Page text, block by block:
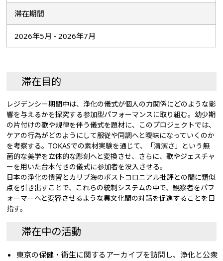
滞在期間
2026年5月 - 2026年7月
滞在目的
レジデンシー期間中は、浄化の儀式が個人の力関係にどのような影
響を与えるかを探究する参加型パフォーマンスに取り組む。幼少期
の片付けの歌や規律を伴う儀式を題材に、このプロジェクトでは、
ケアの行為がどのようにして服従や同調へと曖昧になっていくのか
を考察する。TOKASでの素材実験を通じて、「清潔さ」という無
菌的な美学を立体的な彫刻へと変換させ、さらに、歌やジェスチャ
ーを用いた台本付きの儀式に参加者を没入させる。
日本の浄化の慣習とカリブ海のポストコロニアル批評との間に類似
点を引き出すことで、これらの統制システムの中で、観察者をパフ
ォーマーへと変容させるような異文化間の対話を促進することを目
指す。
滞在中の活動
東京の保健・衛生に関するアーカイブを訪問し、浄化と公衆